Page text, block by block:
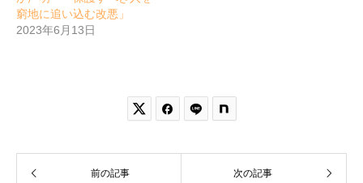
窮地に追い込む改悪」
2023年6月13日
 
前の記事 次の記事